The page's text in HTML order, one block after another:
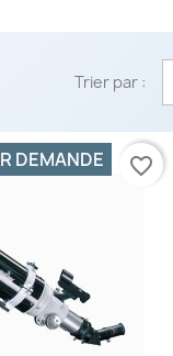
Trier par :
DEMANDE favorite_border